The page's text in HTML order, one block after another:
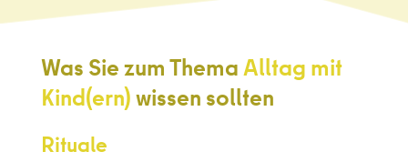
Was Sie zum ThemaAlltag mit
Kind(ern)wissen sollten
Rituale